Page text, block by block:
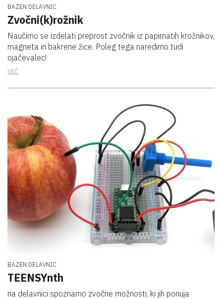
BAZEN DELAVNIC
Zvočni(k)rožnik
Naučimo se izdelati preprost zvočnik iz papirnatih krožnikov,
magneta in bakrene žice. Poleg tega naredimo tudi
ojačevalec!
VEČ
BAZEN DELAVNIC
TEENSYnth
na delavnici spoznamo zvočne možnosti, ki jih ponuja